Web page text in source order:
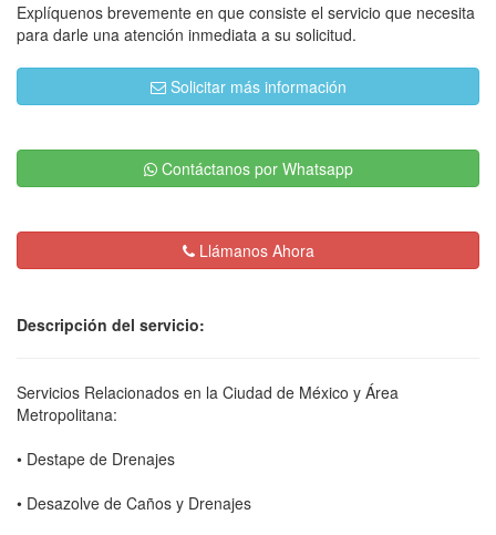
Explíquenos brevemente en que consiste el servicio que necesita
para darle una atención inmediata a su solicitud.
Solicitar más información
Contáctanos por Whatsapp
Llámanos Ahora
Descripción del servicio:
Servicios Relacionados en la Ciudad de México y Área
Metropolitana:
• Destape de Drenajes
• Desazolve de Caños y Drenajes